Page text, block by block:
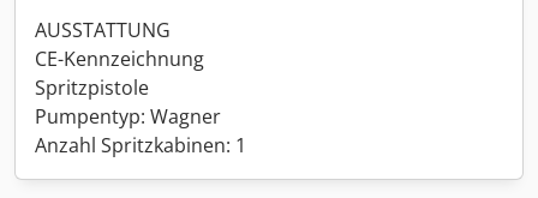
AUSSTATTUNG
CE-Kennzeichnung
Spritzpistole
Pumpentyp: Wagner
Anzahl Spritzkabinen: 1